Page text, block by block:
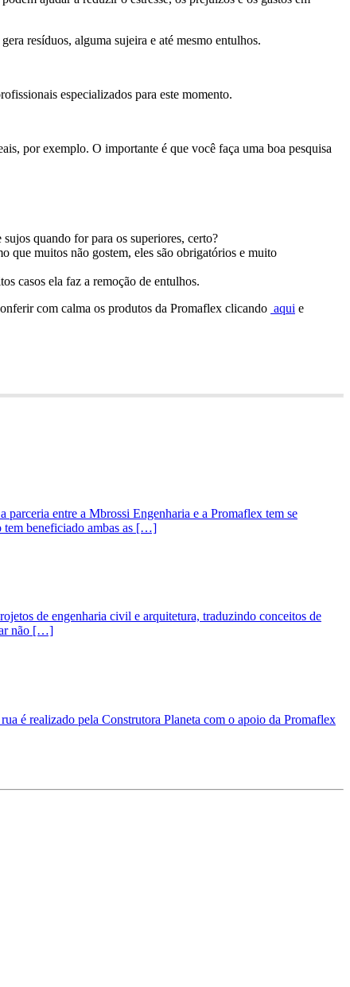
resíduos, alguma sujeira e até mesmo entulhos.
especializados para este momento.
por exemplo. O importante é que você faça uma boa pesquisa
quando for para os superiores, certo?
que muitos não gostem, eles são obrigatórios e muito
casos ela faz a remoção de entulhos.
com calma os produtos da Promaflex clicando aqui e
parceria entre a Mbrossi Engenharia e a Promaflex tem se
tem beneficiado ambas as […]
de engenharia civil e arquitetura, traduzindo conceitos de
não […]
é realizado pela Construtora Planeta com o apoio da Promaflex